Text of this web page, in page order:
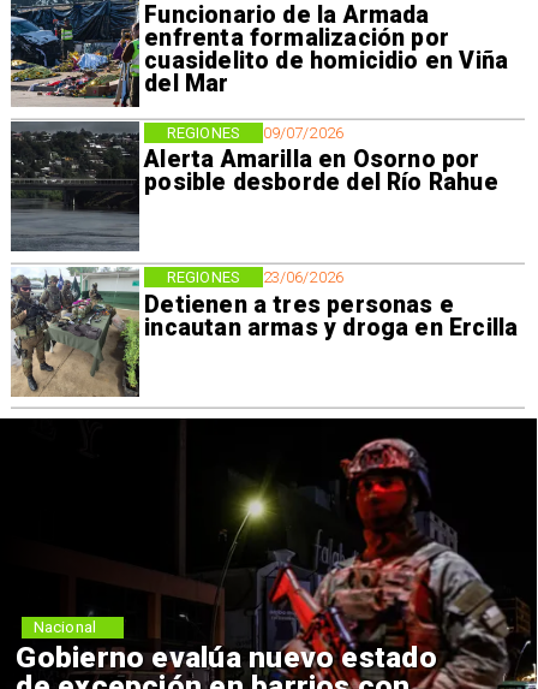
Funcionario de la Armada
enfrenta formalización por
cuasidelito de homicidio en Viña
del Mar
09/07/2026
Alerta Amarilla en Osorno por
posible desborde del Río Rahue
REGIONES
23/06/2026
Detienen a tres personas e
incautan armas y droga en Ercilla
REGIONES
Gobierno evalúa nuevo estado
Nacional